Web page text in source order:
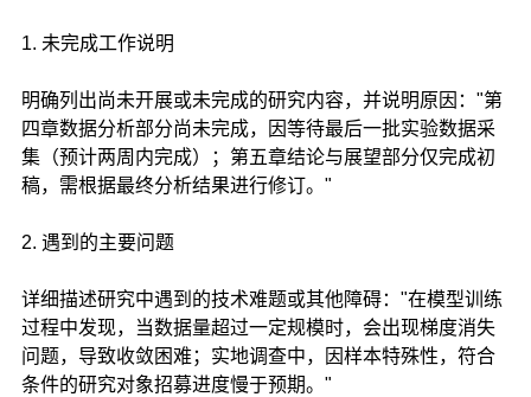
1. 未完成工作说明
明确列出尚未开展或未完成的研究内容，并说明原因："第
四章数据分析部分尚未完成，因等待最后一批实验数据采
集（预计两周内完成）；第五章结论与展望部分仅完成初
稿，需根据最终分析结果进行修订。"
2. 遇到的主要问题
详细描述研究中遇到的技术难题或其他障碍："在模型训练
过程中发现，当数据量超过一定规模时，会出现梯度消失
问题，导致收敛困难；实地调查中，因样本特殊性，符合
条件的研究对象招募进度慢于预期。"